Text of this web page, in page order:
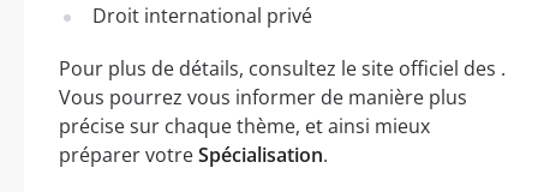
Droit international privé
Pour plus de détails, consultez le site officiel des .
Vous pourrez vous informer de manière plus
précise sur chaque thème, et ainsi mieux
préparer votreSpécialisation.